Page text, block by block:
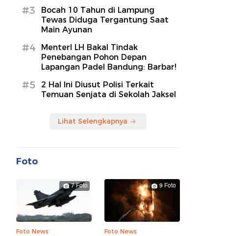
#3
Bocah 10 Tahun di Lampung
Tewas Diduga Tergantung Saat
Main Ayunan
#4
MenterI LH Bakal Tindak
Penebangan Pohon Depan
Lapangan Padel Bandung: Barbar!
#5
2 Hal Ini Diusut Polisi Terkait
Temuan Senjata di Sekolah Jaksel
Lihat Selengkapnya
Foto
7 Foto
Foto News
9 Foto
Foto News